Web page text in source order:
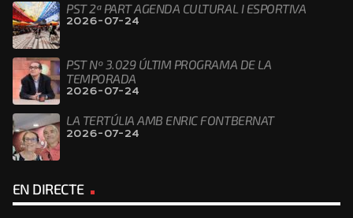
PST 2ª PART AGENDA CULTURAL I ESPORTIVA
2026-07-24
PST Nº 3.029 ÚLTIM PROGRAMA DE LA
TEMPORADA
2026-07-24
LA TERTÚLIA AMB ENRIC FONTBERNAT
2026-07-24
EN DIRECTE